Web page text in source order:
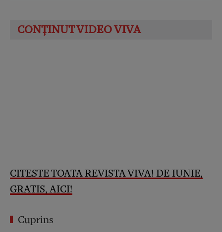
CITESTE TOATA REVISTA VIVA! DE IUNIE,
GRATIS, AICI!
Cuprins